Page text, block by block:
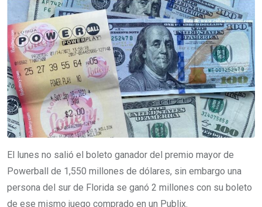
El lunes no salió el boleto ganador del premio mayor de
Powerball de 1,550 millones de dólares, sin embargo una
persona del sur de Florida se ganó 2 millones con su boleto
de ese mismo juego comprado en un Publix.